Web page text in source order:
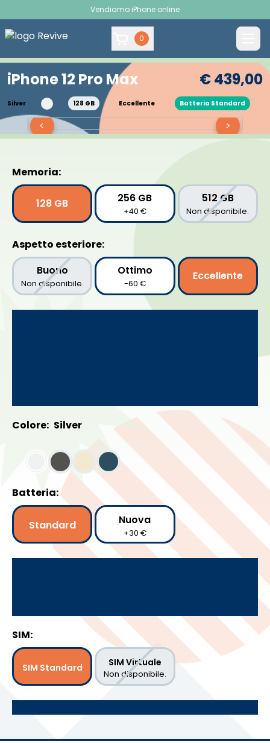
Vendiamo iPhone online
0
iPhone 12 Pro Max € 439,00
Silver 128 GB Eccellente Batteria Standard
>
<
Memoria:
128 GB 256 GB
+40 €
512 GB
Non disponibile.
Aspetto esteriore:
Buono
Non disponibile.
Ottimo
-60 €
Eccellente
Colore: Silver
Batteria:
Standard Nuova
+30 €
SIM:
SIM Standard SIM Virtuale
Non disponibile.